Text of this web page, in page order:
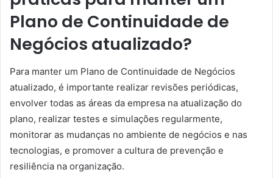
Plano de Continuidade de
Negócios atualizado?
Para manter um Plano de Continuidade de Negócios
atualizado, é importante realizar revisões periódicas,
envolver todas as áreas da empresa na atualização do
plano, realizar testes e simulações regularmente,
monitorar as mudanças no ambiente de negócios e nas
tecnologias, e promover a cultura de prevenção e
resiliência na organização.